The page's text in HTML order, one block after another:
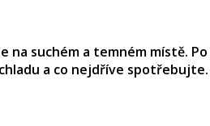
na suchém a temném místě. Po
a co nejdříve spotřebujte.